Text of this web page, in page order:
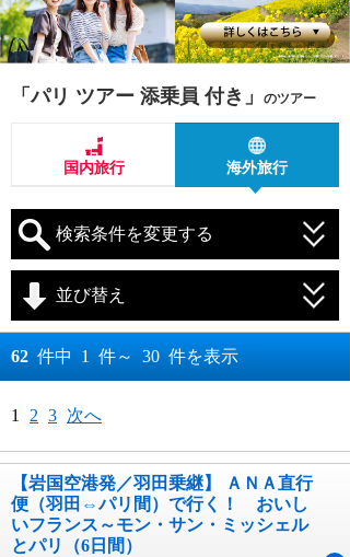
「パリ ツアー 添乗員 付き」 のツアー
国内旅行 海外旅行
検索条件を変更する
月 日
並び替え
おすすめ順
料金が高い順
62 件中 1 件～ 30 件を表示
1 2 3 次へ
【岩国空港発／羽田乗継】 ＡＮＡ直行
便（羽田⇔パリ間）で行く！ おいし
いフランス～モン・サン・ミッシェル
とパリ（6日間）